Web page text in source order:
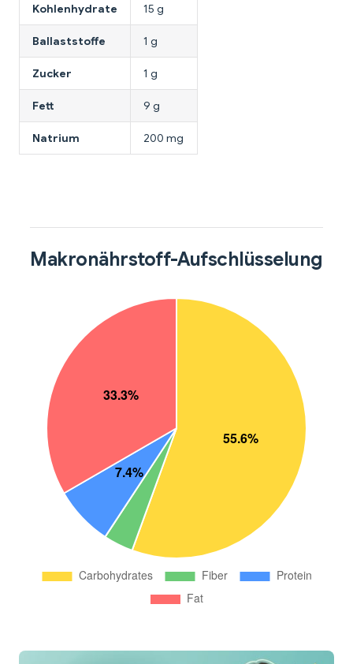
Kohlenhydrate 15 g
Ballaststoffe 1 g
Zucker 1 g
Fett 9 g
Natrium 200 mg
Makronährstoff-Aufschlüsselung